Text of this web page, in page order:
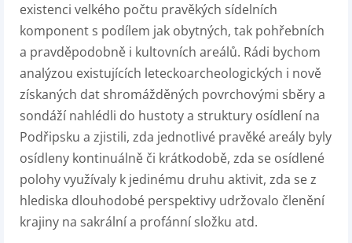
existenci velkého počtu pravěkých sídelních
komponent s podílem jak obytných, tak pohřebních
a pravděpodobně i kultovních areálů. Rádi bychom
analýzou existujících leteckoarcheologických i nově
získaných dat shromážděných povrchovými sběry a
sondáží nahlédli do hustoty a struktury osídlení na
Podřipsku a zjistili, zda jednotlivé pravěké areály byly
osídleny kontinuálně či krátkodobě, zda se osídlené
polohy využívaly k jedinému druhu aktivit, zda se z
hlediska dlouhodobé perspektivy udržovalo členění
krajiny na sakrální a profánní složku atd.